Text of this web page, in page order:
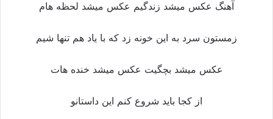
آهنگ عكس میشد زندگيم عكس میشد لحظه هام
زمستون سرد به این خونه زد که با یاد هم تنها شیم
عكس میشد بچگيت عكس میشد خنده هات
از كجا بايد شروع كنم اين داستانو